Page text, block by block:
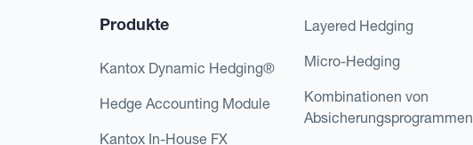
Produkte
Kantox Dynamic Hedging®
Hedge Accounting Module
Kantox In-House FX
Layered Hedging
Micro-Hedging
Kombinationen von
Absicherungsprogrammen